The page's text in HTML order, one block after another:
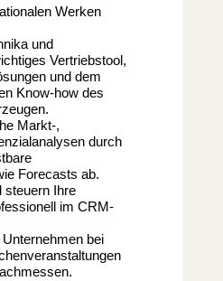
Werken
und
Vertriebstool,
und dem
Know-how des
Markt-,
durch
Forecasts ab.
steuern Ihre
im CRM-
bei